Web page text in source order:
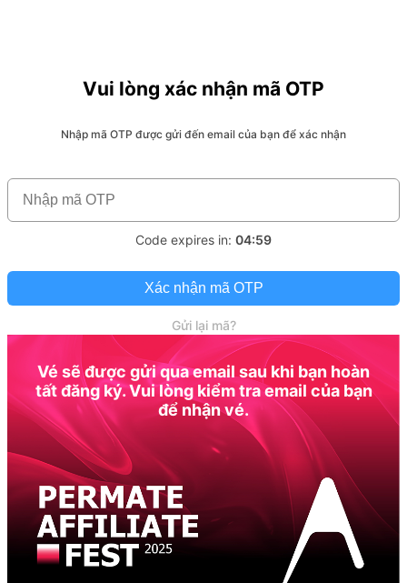
Vui lòng xác nhận mã OTP
Nhập mã OTP được gửi đến email của bạn để xác nhận
Code expires in: 04:59
Xác nhận mã OTP
Gửi lại mã?
Vé sẽ được gửi qua email sau khi bạn hoàn
tất đăng ký. Vui lòng kiểm tra email của bạn
để nhận vé.